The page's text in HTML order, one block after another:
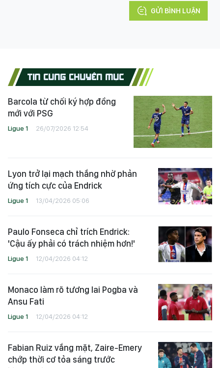
GỬI BÌNH LUẬN
TIN CÙNG CHUYÊN MỤC
Barcola từ chối ký hợp đồng
mới với PSG
Ligue 1 26/07/2026 12:54
Lyon trở lại mạch thắng nhờ phản
ứng tích cực của Endrick
Ligue 1 13/04/2026 05:06
Paulo Fonseca chỉ trích Endrick:
'Cậu ấy phải có trách nhiệm hơn!'
Ligue 1 12/04/2026 04:12
Monaco làm rõ tương lai Pogba và
Ansu Fati
Ligue 1 12/04/2026 04:12
Fabian Ruiz vắng mặt, Zaire-Emery
chớp thời cơ tỏa sáng trước